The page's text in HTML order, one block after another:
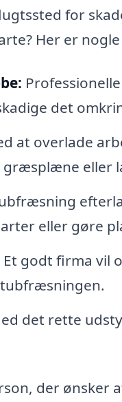
for
Her er
det
at overlade
eller
eller gøre
Et godt firma vil
det rette
der ønsker